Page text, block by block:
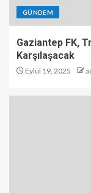
GÜNDEM
Gaziantep FK,
Karşılaşacak
Eylül 19, 2025